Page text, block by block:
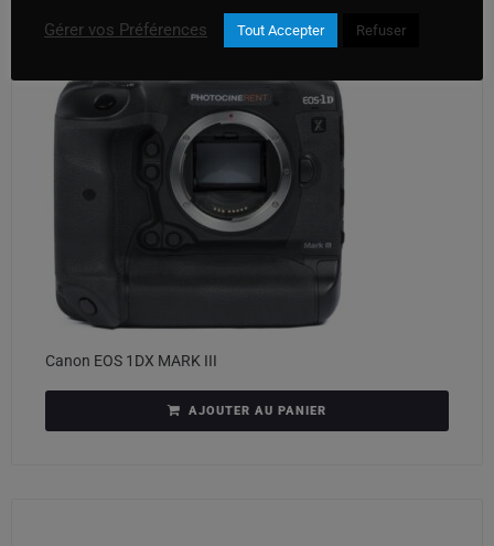
Canon EOS 1DX MARK III
AJOUTER AU PANIER
Gérer vos Préférences Tout Accepter Refuser